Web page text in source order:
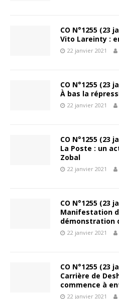
CO N°1255 (23
Vito Lareinty :
22 janvier 2021
CO N°1255 (23
À bas la
22 janvier 2021
CO N°1255 (23
La Poste : un
Zobal
22 janvier 2021
CO N°1255 (23
Manifestation
démonstration
22 janvier 2021
CO N°1255 (23
Carrière de
commence à
22 janvier 2021